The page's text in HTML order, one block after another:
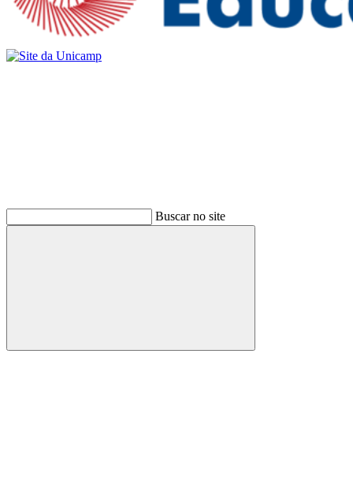
Buscar no site
Buscar